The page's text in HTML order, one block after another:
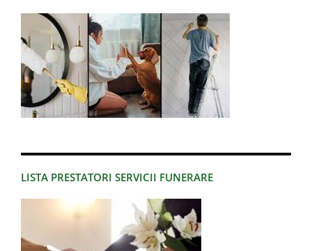
LISTA PRESTATORI SERVICII FUNERARE